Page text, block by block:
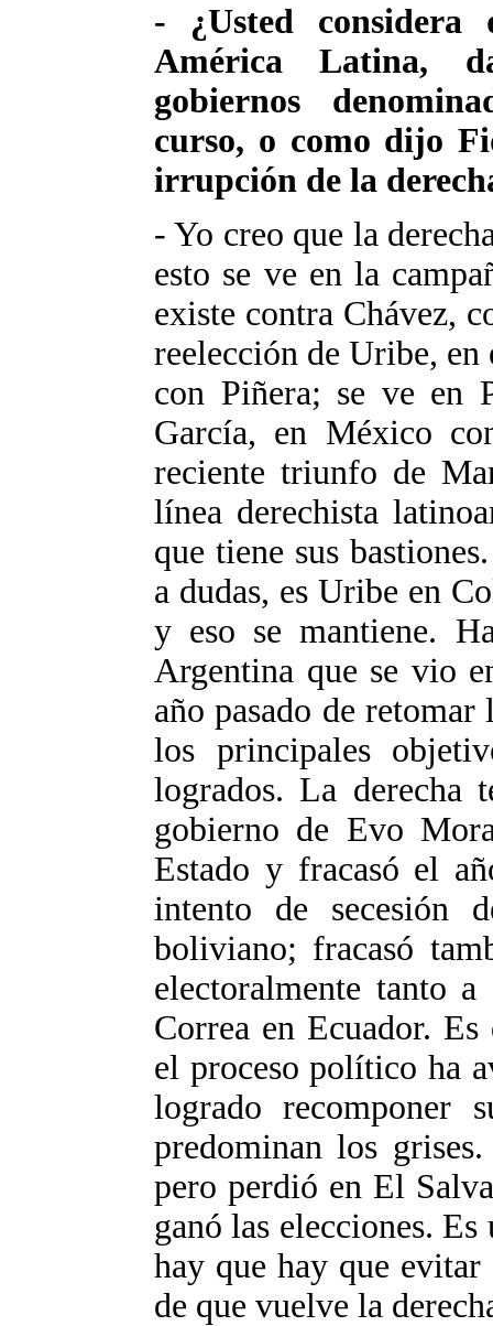
- ¿Usted considera
América Latina,
gobiernos
curso, o como dijo
irrupción de la
- Yo creo que la
esto se ve en la
existe contra Chávez,
reelección de Uribe,
con Piñera; se ve en
García, en México
reciente triunfo de
línea derechista
que tiene sus
a dudas, es Uribe en
y eso se mantiene.
Argentina que se vio
año pasado de
los principales
logrados. La derecha
gobierno de Evo
Estado y fracasó el
intento de secesión
boliviano; fracasó
electoralmente tanto
Correa en Ecuador.
el proceso político ha
logrado recomponer
predominan los
pero perdió en El
ganó las elecciones.
hay que hay que
de que vuelve la